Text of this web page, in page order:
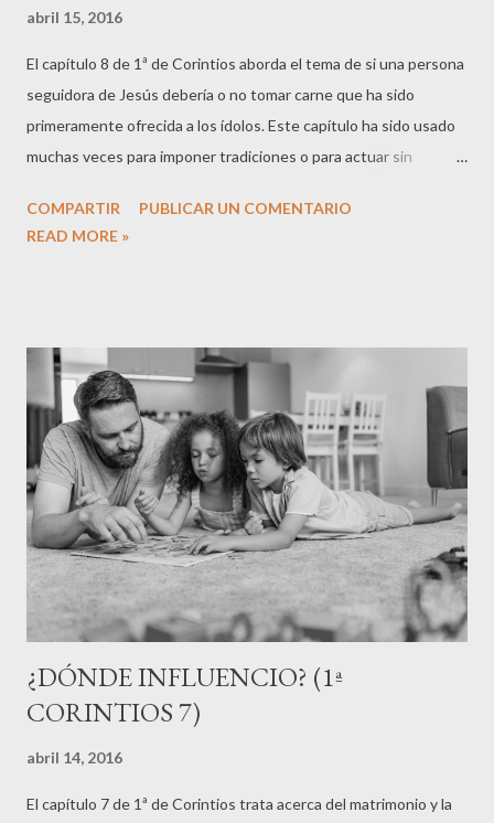
abril 15, 2016
El capítulo 8 de 1ª de Corintios aborda el tema de si una persona
seguidora de Jesús debería o no tomar carne que ha sido
primeramente ofrecida a los ídolos. Este capítulo ha sido usado
muchas veces para imponer tradiciones o para actuar sin
muy importante que entendamos lo que Pablo está diciendo y
sociales, a veces te encuentras con presiones que amenazan
dicha libertad. Pablo también deja claro que debo hacer un uso
adecuado de la libertad que he recibido en Cristo. Hacer un uso
adecuado, pasa por tener en cuenta que aquellas cosas que
puedo hacer, no son adecuadas o factibles para otros que están
en proceso de madurez, y que por tanto, mi acción puede
ocasionarle más problemas que be...
COMPARTIR
PUBLICAR UN COMENTARIO
READ MORE »
¿DÓNDE INFLUENCIO? (1ª
CORINTIOS 7)
abril 14, 2016
El capítulo 7 de 1ª de Corintios trata acerca del matrimonio y la